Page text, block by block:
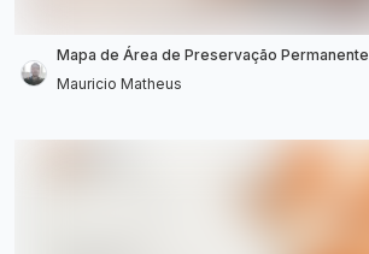
Mapa de Área de Preservação Permanente
Mauricio Matheus